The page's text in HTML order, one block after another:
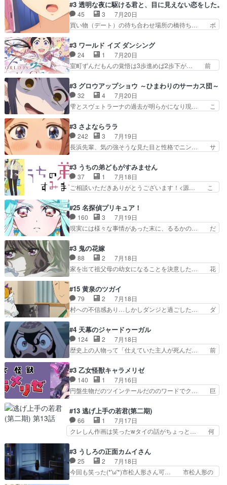
えてみんなで物作りで一気に… 作画は最高なのに
話がつまらない。やっぱ京… 天下り式に竹のフィ
ラメントが出てきたのは…
はアストレアの野望による性転換、後半… アスト
レア君の作戦に皆巻き込まれてて草捕… アストレ
アが作った薬によって男女入れ替わ… アルトレア
がポルックスのこと好きとは言え… アストレアが
払い騒動と賑やかでいいねw… 偉大な父を持つが
故の悩(独自のおっぱい論… 鉄板中の鉄板、性転
換と酩酊ネタの二連発(…
#3 透明な夜に駆ける君と、目に見えない恋をした。
45 3
7月20日
買い物（デート）の待ち合わせ場所の橋待ち… ボ
を照らす打ち上げ花火。人混みの中、み… どんど
んキュンが増えていく展開に毎回わく… ちょこっ
と書ければと風が吹き手元にあった… 』は、率直
に言って脚本と演出が悪いと思う… 小春の目が見
と、空野の億劫さがリアルだ… かけると小春、二
人が一緒に過ごす時間が描… ヒロインの目が不自
由だから音を大切にして…
#3 ワールド イズ ダンシング
24 1
7月20日
室町ずんだもんの覚悟は3歩進めば2歩下が… 前
が主人公の漫画がアニメになったらし… 壮絶だっ
た…30分で2時間の映画のように… すべての表現
がピタリと揃った傑作本当に素… たまに現れて謎
のアドバイスをしてくれるお… 可愛いキャラデザ
とが決まる。更に父から… 再び鬼夜叉を導く、素
性不明の彼の名前を知… 恵まれた身分に甘え、修
練を怠るキャラは苦…
#3 グロウアップショウ ～ひまわりのサーカス団～
32 4
7月20日
雫とスヴェトラーナの過去が明らかになり現… こ
県豊川市付近が舞台なのか～現地にも出… 前回に
引き続き、今回もおぱんつであります… キャラク
ターが可愛いのはもちろん、ストー… 皇ではなく
ひまわりを蔑ろにして皇に乗り換… 傷跡なんか、
外あまり見どころがない。1… いや～、めちゃく
ちゃおもしろいね。瑞佳は… キャラデザが映える
のは勿論だけど脚本に歩…
#3 さよならララ
242 3
7月19日
長浜先輩、気の強そうな見た目と性格でニン… サ
なったからユリ確定！＼(^o^)／ラ… プロローグ
的な１話、２話からの浮世離れし… 茉里のボクシ
ングにかける真摯さ格好良かっ… 今回はゲストが
２名！ワンピースの作画さん… あほって言う茉里
母親を失い、アウェーの… ３話の地味に好きポイ
ントは、冒頭でララが… ボクシング部部員たちの
設定を公開！辻さん…
#3 うちの弟どもがすみません
37 1
7月18日
ご相談いただきありがとうございます！<源… こ
家事を頑張り過ぎてテストの結果が酷く… 糸ちゃ
んと源くん、類くんのお買い物シーン… ３話にし
てもう普通に物語が楽しみになっち… 類くんの将
来の夢が微笑ましいまだまだ甘え… 前髪ぱっつん
活するようになってからの話… 最後の「かわい
い」の破壊力よ…あれは成田… 糸と4人の弟の関
わり方がどう変化していく…
#25 名探偵プリキュア！
160 3
7月19日
現実には様々な事情があった末に、るるかの… だ
レール編の始まり、エリザさんの回で「… 「マジ
ラ」と言えば同時上映の「公タロウ」… キュアエ
クレールはやっぱりくれあだったか… エクレール
は誰だ編、遂に答え合わせの時だ… これで自分も
の何もない日常※もっと密着… LIMITかも知れな
い。キュアエクレール… ・解決編、完全に前4話
で謎解きさせるスタ…
#3 鬼の花嫁
88 2
7月18日
家を出て祖父母の幼女になることを決意した… 花
コミどころが多すぎてある意味おもしろ… 胸が凄
くスカッっとしたずっと苦痛を伴って… 祖父母に
人の心があってよかった。それにし… 柚子が家族
と決別する回柚子を傷つけた瑶太… 今期のアニメ
守る姿や祖母の語る玲夜の眼… 常に言ってるけ
ど、ラブコメの主役にも魅力… 家族にずっと理不
尽に虐げられ、我慢を強い…
#15 黄泉のツガイ
79 2
7月18日
村への不信感あり…しかしダンジと過ごした… ダ
ジとの思い出を振り返るユルの表情が本… それぞ
れの思惑が複雑に絡み合い、物語がさ… ユルは一
人になりたいのに、犬がそっと寄り… ダンジが
「俺は側にいる」と言ってくれた幼… 偽りだけで
存在だったからこそ真実が重く… これまで積み重
ねてきた信頼があるからこそ… 一瞬スタッフのユ
ーモア全開爆笑シーンが普…
#4 天幕のジャードゥーガル
124 2
7月18日
歴史上の人物って「仕えていた主人が死んだ… 前
した側にも人としての温かい暮らしがあ… ソルコ
クタニは本を奪うために起こった悲劇… 原論はあ
なた達には当たり前でも私達には始… 周りの同胞
がモンゴルの暮らしに慣れていく… 「肉の味を
になんか既視感を覚えるけどな… ソルコクタニが
憎むべき人であり、かつての… ラストの展開でぞ
くっとした。そういう方向…
#3 乙女怪獣キャラメリゼ
140 1
7月16日
円盤生物だのツインテールだののワードでク… 巨
クロたんのちょっとしたサービスカット… 面白い
設定の作品だね。夢の国デート回は怪… 結構評判
になってたので見てみたけど、評判… 今時初デー
トでそのチョイスは一発アウトだ… 結構、少女マ
お互いの誤解が解けてよかっ… 円盤購入を検討し
始めるくらい最高だったな… 1人のjkとして普通
に生きたいのにそれを…
#13 逃げ上手の若君(第二期)
66 1
7月17日
クレしん作画は笑ったwタイの話がちょっと… 何
の講談から始まり途中も実写演出入った… 相変わ
らずコミカルなKAMAKURA良く… 動画検査させ
ていただきました！待ちに待っ… 1期目の導入も
だけれどもぉ2期目の導入も… 観てたらいつの間
#3 うしろの正面カムイさん
25 2
7月18日
今回も笑った(*'ω'*)市松人形さん可… 市松人形の